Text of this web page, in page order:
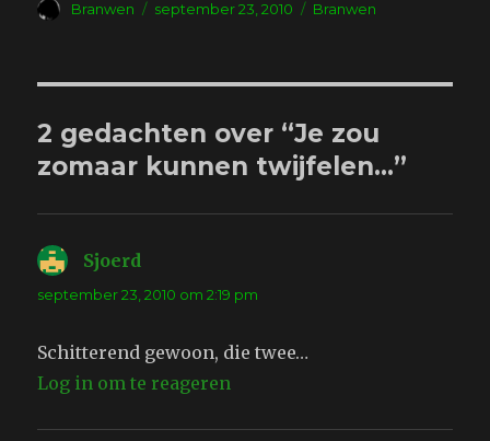
Auteur
Branwen
Geplaatst
september 23, 2010 Tags
Branwen
2 gedachten over “Je zou
zomaar kunnen twijfelen…”
Sjoerd
september 23, 2010 om 2:19 pm
Schitterend gewoon, die twee…
Log in om te reageren